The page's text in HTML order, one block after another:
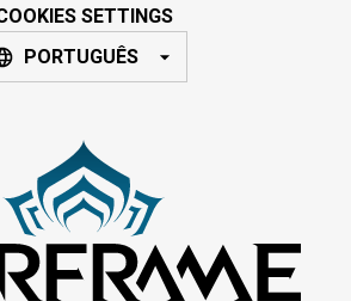
SETTINGS
PORTUGUÊS